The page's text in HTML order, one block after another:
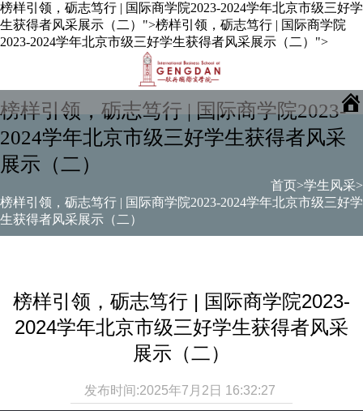
榜样引领，砺志笃行 | 国际商学院2023-2024学年北京市级三好学
生获得者风采展示（二）">榜样引领，砺志笃行 | 国际商学院
2023-2024学年北京市级三好学生获得者风采展示（二）">
榜样引领，砺志笃行 | 国际商学院2023-
2024学年北京市级三好学生获得者风采
展示（二）
首页>学生风采>
榜样引领，砺志笃行 | 国际商学院2023-2024学年北京市级三好学
生获得者风采展示（二）
榜样引领，砺志笃行 | 国际商学院2023-
2024学年北京市级三好学生获得者风采
展示（二）
发布时间:2025年7月2日 16:32:27